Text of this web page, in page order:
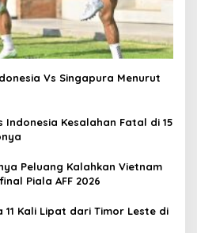
Vs Singapura Menurut
Indonesia Kesalahan Fatal di 15
Peluang Kalahkan Vietnam
Piala AFF 2026
11 Kali Lipat dari Timor Leste di